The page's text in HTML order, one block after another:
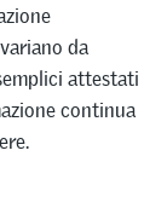
da
attestati
continua